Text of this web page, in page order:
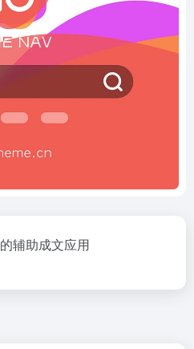
辅助成文应用